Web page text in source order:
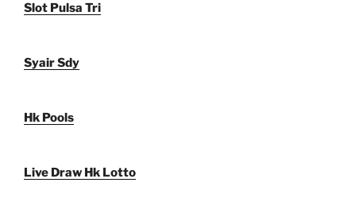
Slot Pulsa Tri
Syair Sdy
Hk Pools
Live Draw Hk Lotto